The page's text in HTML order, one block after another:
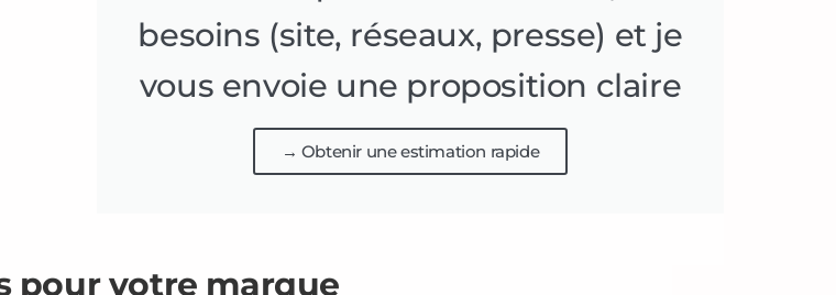
besoins (site, réseaux, presse) et je
vous envoie une proposition claire
→ Obtenir une estimation rapide
pour votre marque